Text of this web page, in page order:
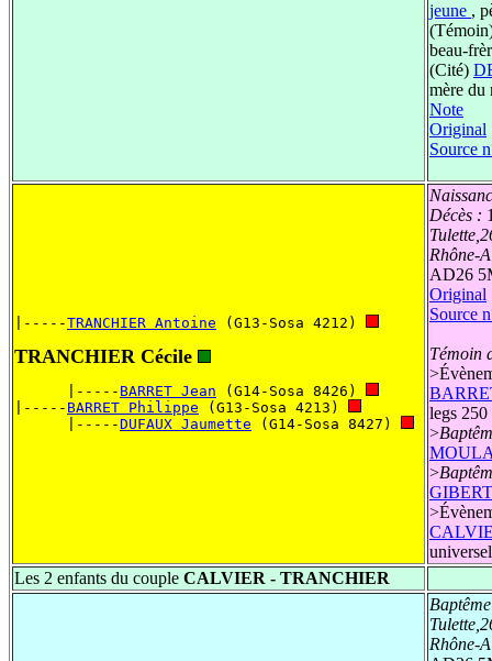
jeune ,
beau-
(Cité)
mère du
Note
Original
Source
|-----TRANCHIER Antoine (G13-Sosa 4212)
TRANCHIER Cécile
      |-----
BARRET Jean (G14-Sosa 8426)
|----- BARRET Philippe (G13-Sosa 4213)
      |-----
DUFAUX Jaumette (G14-Sosa 8427)
Décès :
Rhône-
AD26
Original
Source
Témoin
>
legs
>
>
>
Les 2 enfants du couple CALVIER - TRANCHIER
Rhône-